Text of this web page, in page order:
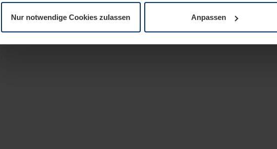
Nur notwendige Cookies zulassen Anpassen